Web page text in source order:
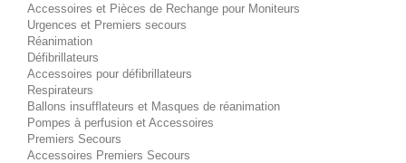
Accessoires et Pièces de Rechange pour Moniteurs
Urgences et Premiers secours
Réanimation
Défibrillateurs
Accessoires pour défibrillateurs
Respirateurs
Ballons insufflateurs et Masques de réanimation
Pompes à perfusion et Accessoires
Premiers Secours
Accessoires Premiers Secours